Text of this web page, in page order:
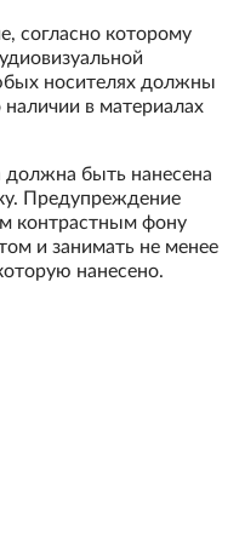
согласно которому
носителях должны
в материалах
быть нанесена
Предупреждение
контрастным фону
и занимать не менее
нанесено.